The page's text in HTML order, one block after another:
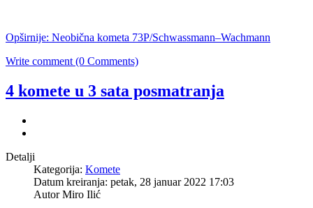
Opširnije: Neobična kometa 73P/Schwassmann–Wachmann
Write comment (0 Comments)
4 komete u 3 sata posmatranja
Detalji
Kategorija: Komete
Datum kreiranja: petak, 28 januar 2022 17:03
Autor Miro Ilić